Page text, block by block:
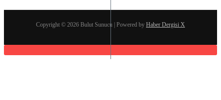
Copyright © 2026 Bulut Sunucu | Powered by Haber Dergisi X